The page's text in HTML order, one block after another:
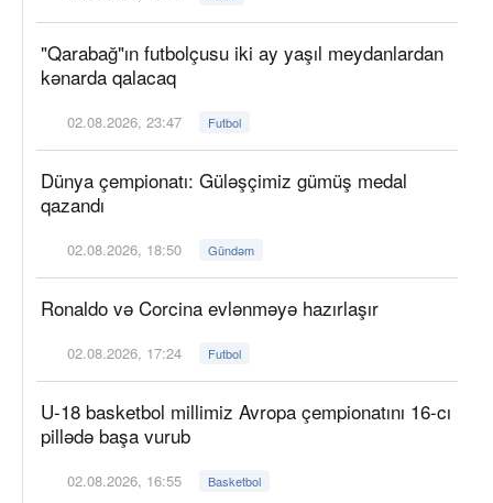
"Qarabağ"ın futbolçusu iki ay yaşıl meydanlardan
kənarda qalacaq
02.08.2026, 23:47 Futbol
Dünya çempionatı: Güləşçimiz gümüş medal
qazandı
02.08.2026, 18:50 Gündəm
Ronaldo və Corcina evlənməyə hazırlaşır
02.08.2026, 17:24 Futbol
U-18 basketbol millimiz Avropa çempionatını 16-cı
pillədə başa vurub
02.08.2026, 16:55 Basketbol